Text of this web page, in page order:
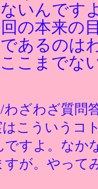
いんです
の本来の
あるのは
こまでな
ざわざ質問
はこういう
ですよ。なか
すが。やって